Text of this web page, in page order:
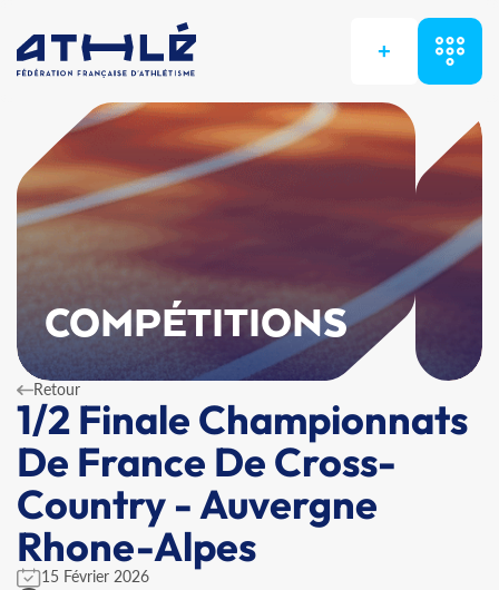
+
COMPÉTITIONS
Retour
1/2 Finale Championnats
De France De Cross-
Country - Auvergne
Rhone-Alpes
15 Février 2026